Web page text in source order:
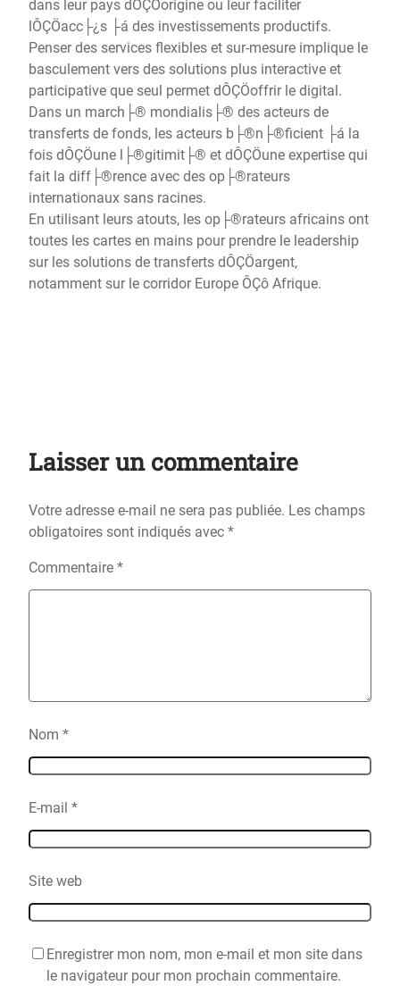
dans leur pays dÔÇÖorigine ou leur faciliter
lÔÇÖacc├¿s ├á des investissements productifs.
Penser des services flexibles et sur-mesure implique le
basculement vers des solutions plus interactive et
participative que seul permet dÔÇÖoffrir le digital.
Dans un march├® mondialis├® des acteurs de
transferts de fonds, les acteurs b├®n├®ficient ├á la
fois dÔÇÖune l├®gitimit├® et dÔÇÖune expertise qui
fait la diff├®rence avec des op├®rateurs
internationaux sans racines.
En utilisant leurs atouts, les op├®rateurs africains ont
toutes les cartes en mains pour prendre le leadership
sur les solutions de transferts dÔÇÖargent,
notamment sur le corridor Europe ÔÇô Afrique.
Laisser un commentaire
Votre adresse e-mail ne sera pas publiée. Les champs
obligatoires sont indiqués avec *
Commentaire *
Nom *
E-mail *
Site web
Enregistrer mon nom, mon e-mail et mon site dans
le navigateur pour mon prochain commentaire.